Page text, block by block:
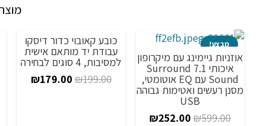
מבצע!
אוזניות גיימינג עם מיקרופון
איכותי 7.1 Surround
Sound עם EQ אוטומטי,
מסנן רעשים ואטימות גבוהה
USB
₪599.00
המחיר ₪252.00
מבצע!
כובע קאובוי כדור דיסקו
עבודת יד מותאם אישית
למסיבות, 4 סוגים לבחירה
₪199.00
המחיר ₪179.00